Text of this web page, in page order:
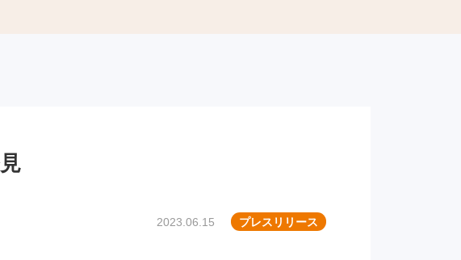
2023.06.15 プレスリリース